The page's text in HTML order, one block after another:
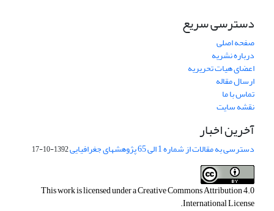
دسترسی سریع
صفحه اصلی
درباره نشریه
اعضای هیات تحریریه
ارسال مقاله
تماس با ما
نقشه سایت
آخرین اخبار
دسترسی به مقالات از شماره 1 الی 65 پژوهشهای جغرافیایی 1392-10-17
This work is licensed under aCreative Commons Attribution 4.0
International License
.